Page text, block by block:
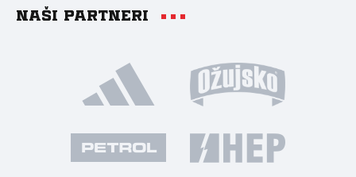
Naši partneri